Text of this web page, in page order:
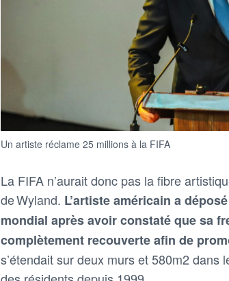
Un artiste réclame 25 millions à la FIFA
La FIFA n’aurait donc pas la fibre
de Wyland. L’artiste américain a
mondial après avoir constaté que sa
complètement recouverte afin de
s’étendait sur deux murs et 580m2